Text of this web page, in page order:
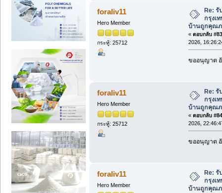
foraliv11
Hero Member
กระทู้: 25712
Re: รั
กรุงเ
บ้านถูกคุณภ
« ตอบกลับ
2026,
ขออนุญาต
foraliv11
Hero Member
กระทู้: 25712
Re: รั
กรุงเ
บ้านถูกคุณภ
« ตอบกลับ
2026,
ขออนุญาต
foraliv11
Hero Member
Re: รั
กรุงเ
บ้านถูกคุณภ